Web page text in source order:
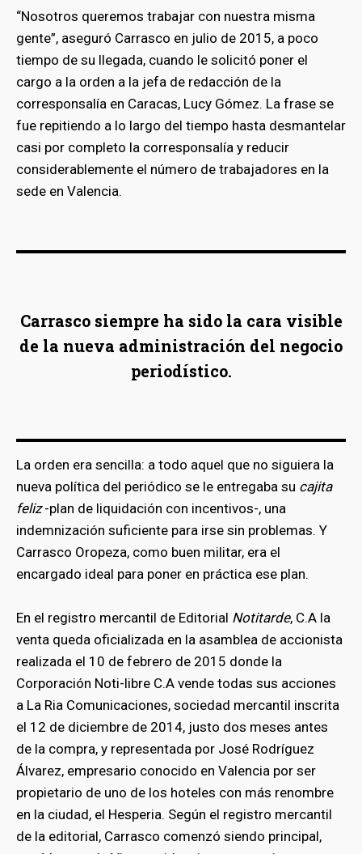
“Nosotros queremos trabajar con nuestra misma
gente”, aseguró Carrasco en julio de 2015, a poco
tiempo de su llegada, cuando le solicitó poner el
cargo a la orden a la jefa de redacción de la
corresponsalía en Caracas, Lucy Gómez. La frase se
fue repitiendo a lo largo del tiempo hasta desmantelar
casi por completo la corresponsalía y reducir
considerablemente el número de trabajadores en la
sede en Valencia.
Carrasco siempre ha sido la cara visible
de la nueva administración del negocio
periodístico.
La orden era sencilla: a todo aquel que no siguiera la
nueva política del periódico se le entregaba su cajita
feliz-plan de liquidación con incentivos-, una
indemnización suficiente para irse sin problemas. Y
Carrasco Oropeza, como buen militar, era el
encargado ideal para poner en práctica ese plan.
En el registro mercantil de Editorial Notitarde, C.A la
venta queda oficializada en la asamblea de accionista
realizada el 10 de febrero de 2015 donde la
Corporación Noti-libre C.A vende todas sus acciones
a La Ria Comunicaciones, sociedad mercantil inscrita
el 12 de diciembre de 2014, justo dos meses antes
de la compra, y representada por José Rodríguez
Álvarez, empresario conocido en Valencia por ser
propietario de uno de los hoteles con más renombre
en la ciudad, el Hesperia. Según el registro mercantil
de la editorial, Carrasco comenzó siendo principal,